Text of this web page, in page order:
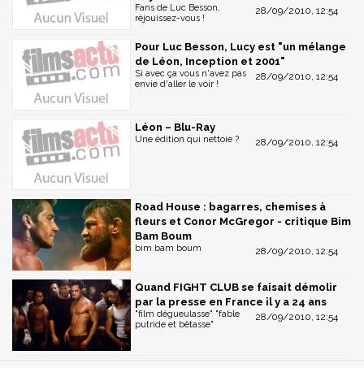
28/09/2010, 12:54
Fans de Luc Besson,
réjouissez-vous !
Pour Luc Besson, Lucy est "un mélange
de Léon, Inception et 2001"
28/09/2010, 12:54
Si avec ça vous n'avez pas
envie d'aller le voir !
Léon – Blu-Ray
28/09/2010, 12:54
Une édition qui nettoie ?
Road House : bagarres, chemises à
fleurs et Conor McGregor - critique Bim
Bam Boum
28/09/2010, 12:54
bim bam boum
Quand FIGHT CLUB se faisait démolir
par la presse en France il y a 24 ans
28/09/2010, 12:54
"film dégueulasse" "fable
putride et bêtasse"